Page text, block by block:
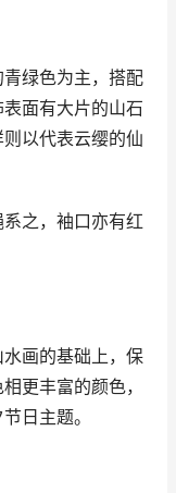
绿色为主，搭配
面有大片的山石
以代表云缨的仙
之，袖口亦有红
画的基础上，保
更丰富的颜色，
日主题。